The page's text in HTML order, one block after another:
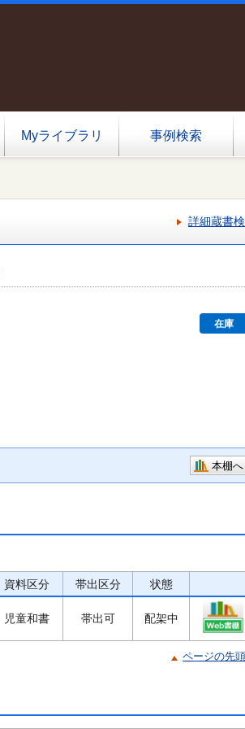
Myライブラリ 事例検索
詳細蔵書
在庫
本棚へ
資料区分 帯出区分 状態
児童和書 帯出可 配架中
ページの先